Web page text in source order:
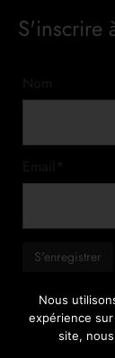
S'inscrire
Colayco
Nous
expérience
site,